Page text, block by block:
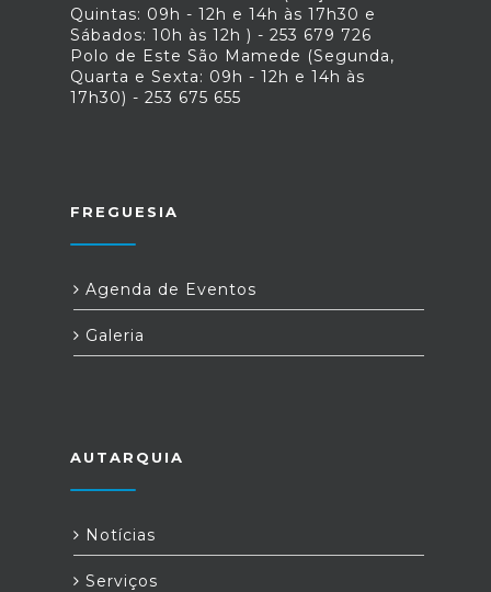
Quintas: 09h - 12h e 14h às 17h30 e
Sábados: 10h às 12h ) - 253 679 726
Polo de Este São Mamede (Segunda,
Quarta e Sexta: 09h - 12h e 14h às
17h30) - 253 675 655
FREGUESIA
Agenda de Eventos
Galeria
AUTARQUIA
Notícias
Serviços